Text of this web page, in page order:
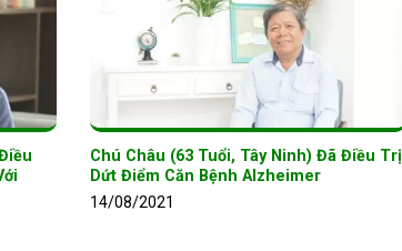
Chú Châu (63 Tuổi, Tây Ninh) Đã Điều Trị
Dứt Điểm Căn Bệnh Alzheimer
14/08/2021